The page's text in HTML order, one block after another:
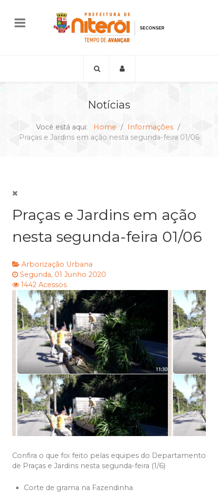
Notícias
Você está aqui: Home
Informações
Praças e Jardins em ação nesta segunda-feira 01/06
Praças e Jardins em ação
nesta segunda-feira 01/06
Arborização Urbana
Segunda, 01 Junho 2020
1442 Acessos
Confira o que foi feito pelas equipes do Departamento
de Praças e Jardins nesta segunda-feira (1/6)
Corte de grama na Fazendinha